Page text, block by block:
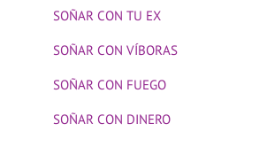
SOÑAR CON TU EX
SOÑAR CON VÍBORAS
SOÑAR CON FUEGO
SOÑAR CON DINERO